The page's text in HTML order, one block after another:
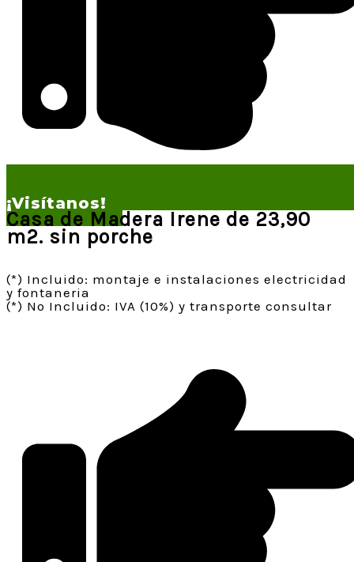
¡Visítanos!
Casa de Madera Irene de 23,90
m2. sin porche
(*) Incluido: montaje e instalaciones electricidad
y fontaneria
(*) No Incluido: IVA (10%) y transporte consultar